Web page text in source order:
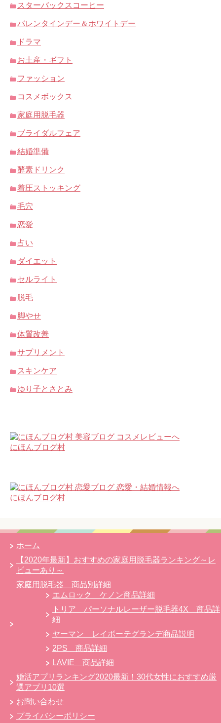
スターバックスコーヒー
バレンタインデー＆ホワイトデー
ドラマ
お土産・ギフト
ファッション
コスメボックス
家庭用脱毛器
ブライダルフェア
結婚準備
酵素ドリンク
着圧ストッキング
毛穴
恋愛
占い
ダイエット
セルライト
脱毛
脚やせ
体質改善
サプリメント
スキンケア
ゆり子とさとみ
にほんブログ村
にほんブログ村
ホーム
【2020年最新】おすすめの家庭用脱毛器ランキング～レ
ビューあり～
家庭用脱毛器 商品別詳細
エムロック ケノン商品詳細
トリア パーソナルレーザー脱毛器4X 商品詳
細
ヤーマン レイボーテグランデ商品説明
2PS 商品詳細
LAVIE 商品詳細
婚活アプリランキング2020最新！30代女性におすすめ厳
選アプリ10選
お問い合わせ
プライバシーポリシー